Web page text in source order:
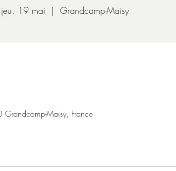
jeu. 19 mai
  |
Grandcamp-Maisy
Maisy, France